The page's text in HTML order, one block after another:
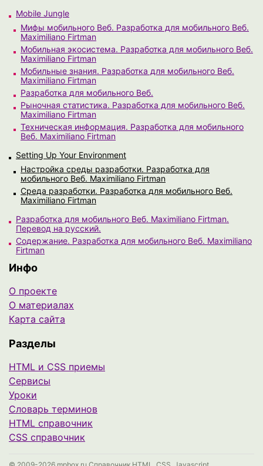
Mobile Jungle
Мифы мобильного Веб. Разработка для мобильного Веб.
Maximiliano Firtman
Мобильная экосистема. Разработка для мобильного Веб.
Maximiliano Firtman
Мобильные знания. Разработка для мобильного Веб.
Maximiliano Firtman
Разработка для мобильного Веб.
Рыночная статистика. Разработка для мобильного Веб.
Maximiliano Firtman
Техническая информация. Разработка для мобильного
Веб. Maximiliano Firtman
Setting Up Your Environment
Настройка среды разработки. Разработка для
мобильного Веб. Maximiliano Firtman
Среда разработки. Разработка для мобильного Веб.
Maximiliano Firtman
Разработка для мобильного Веб. Maximiliano Firtman.
Перевод на русский.
Содержание. Разработка для мобильного Веб. Maximiliano
Firtman
Инфо
О проекте
О материалах
Карта сайта
Разделы
HTML и CSS приемы
Сервисы
Уроки
Cловарь терминов
HTML справочник
CSS справочник